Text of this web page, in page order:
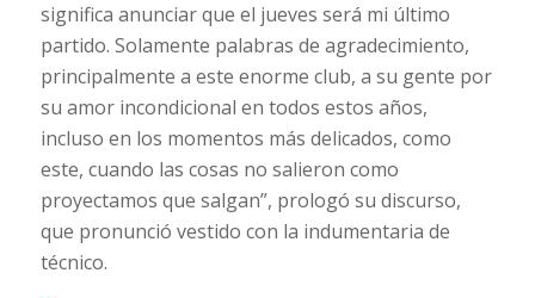
significa anunciar que el jueves será mi último
partido. Solamente palabras de agradecimiento,
principalmente a este enorme club, a su gente por
su amor incondicional en todos estos años,
incluso en los momentos más delicados, como
este, cuando las cosas no salieron como
proyectamos que salgan”, prologó su discurso,
que pronunció vestido con la indumentaria de
técnico.